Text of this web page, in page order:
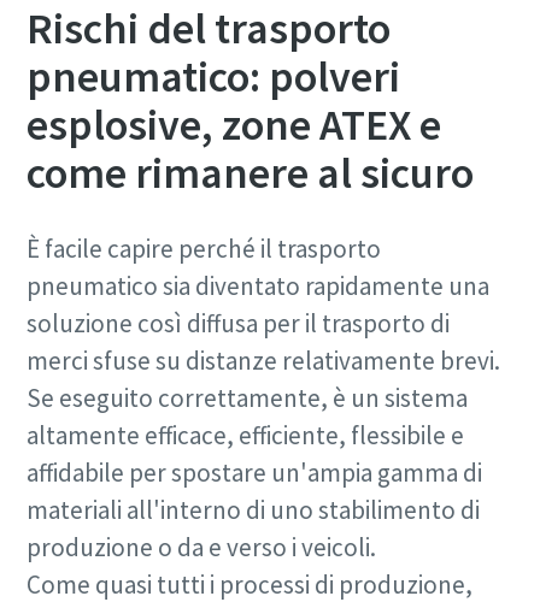
Rischi del trasporto
pneumatico: polveri
esplosive, zone ATEX e
come rimanere al sicuro
È facile capire perché il trasporto
pneumatico sia diventato rapidamente una
soluzione così diffusa per il trasporto di
merci sfuse su distanze relativamente brevi.
Se eseguito correttamente, è un sistema
altamente efficace, efficiente, flessibile e
affidabile per spostare un'ampia gamma di
materiali all'interno di uno stabilimento di
produzione o da e verso i veicoli.
Come quasi tutti i processi di produzione,